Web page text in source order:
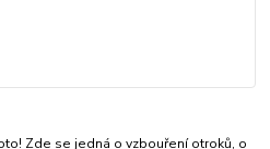
Zde se jedná o vzbouření otroků, o